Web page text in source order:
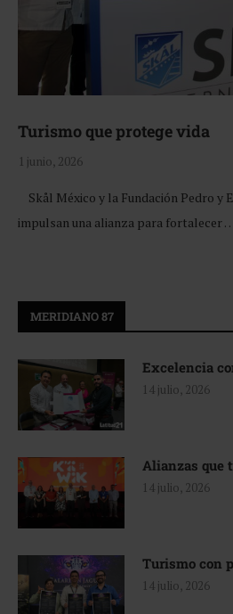
Turismo que protege vida
1 junio, 2026
Skål México y la Fundación Pedro y
impulsan una alianza para fortalecer
MERIDIANO 87
Excelencia
14 julio, 2026
Alianzas que
14 julio, 2026
Turismo con
14 julio, 2026